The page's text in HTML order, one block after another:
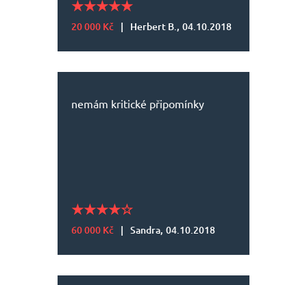
20 000 Kč | Herbert B., 04.10.2018
nemám kritické připomínky
60 000 Kč | Sandra, 04.10.2018